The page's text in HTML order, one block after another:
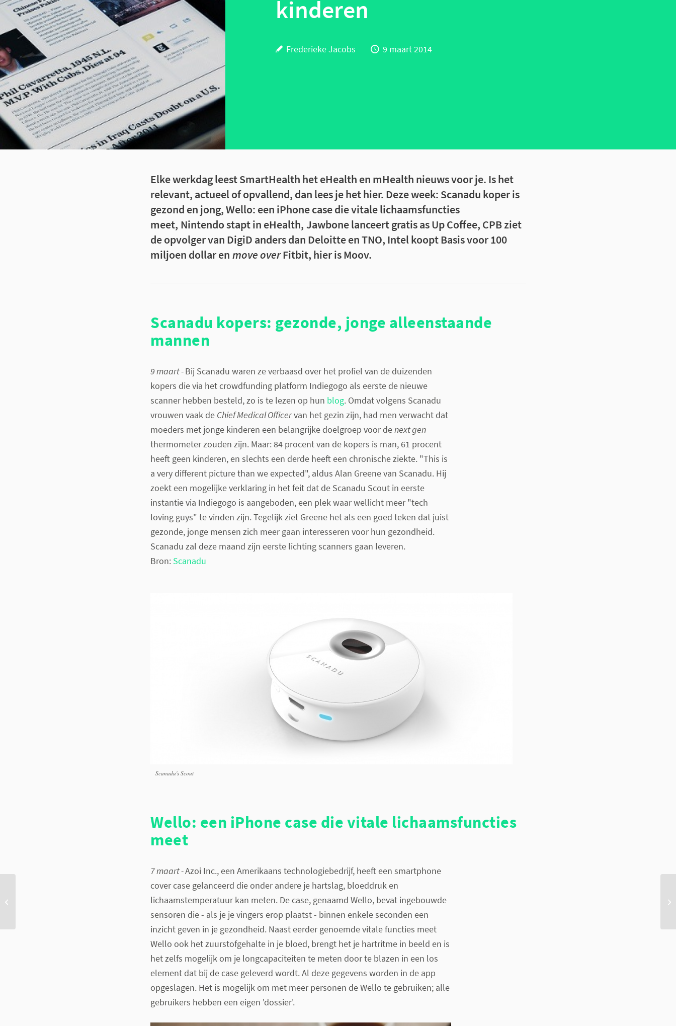
kinderen
Frederieke Jacobs 9 maart 2014
Elke werkdag leest SmartHealth het eHealth en mHealth nieuws voor je. Is het
relevant, actueel of opvallend, dan lees je het hier. Deze week: Scanadu koper is
gezond en jong, Wello: een iPhone case die vitale lichaamsfuncties
meet, Nintendo stapt in eHealth, Jawbone lanceert gratis as Up Coffee, CPB ziet
de opvolger van DigiD anders dan Deloitte en TNO, Intel koopt Basis voor 100
miljoen dollar en move overFitbit, hier is Moov.
Scanadu kopers: gezonde, jonge alleenstaande
mannen
9 maart -Bij Scanadu waren ze verbaasd over het profiel van de duizenden
kopers die via het crowdfunding platform Indiegogo als eerste de nieuwe
scanner hebben besteld, zo is te lezen op hun blog. Omdat volgens Scanadu
vrouwen vaak de Chief Medical Officervan het gezin zijn, had men verwacht dat
moeders met jonge kinderen een belangrijke doelgroep voor denext gen
thermometer zouden zijn. Maar: 84 procent van de kopers is man, 61 procent
heeft geen kinderen, en slechts een derde heeft een chronische ziekte. "This is
a very different picture than we expected", aldus Alan Greene van Scanadu. Hij
zoekt een mogelijke verklaring in het feit dat de Scanadu Scout in eerste
instantie via Indiegogo is aangeboden, een plek waar wellicht meer "tech
loving guys" te vinden zijn. Tegelijk ziet Greene het als een goed teken dat juist
gezonde, jonge mensen zich meer gaan interesseren voor hun gezondheid.
Scanadu zal deze maand zijn eerste lichting scanners gaan leveren.
Bron: Scanadu
Scanadu's Scout
Wello: een iPhone case die vitale lichaamsfuncties
meet
7 maart -Azoi Inc., een Amerikaans technologiebedrijf, heeft een smartphone
cover case gelanceerd die onder andere je hartslag, bloeddruk en
lichaamstemperatuur kan meten. De case, genaamd Wello, bevat ingebouwde
sensoren die - als je je vingers erop plaatst - binnen enkele seconden een
inzicht geven in je gezondheid. Naast eerder genoemde vitale functies meet
Wello ook het zuurstofgehalte in je bloed, brengt het je hartritme in beeld en is
het zelfs mogelijk om je longcapaciteiten te meten door te blazen in een los
element dat bij de case geleverd wordt. Al deze gegevens worden in de app
opgeslagen. Het is mogelijk om met meer personen de Wello te gebruiken; alle
gebruikers hebben een eigen 'dossier'.